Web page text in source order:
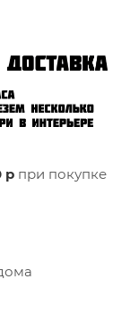
р при покупке